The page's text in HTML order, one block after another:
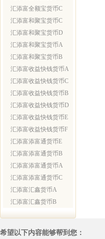
汇添富全额宝货币C
汇添富和聚宝货币C
汇添富和聚宝货币D
汇添富和聚宝货币A
汇添富和聚宝货币B
汇添富收益快钱货币A
汇添富收益快钱货币C
汇添富收益快钱货币B
汇添富收益快钱货币D
汇添富收益快钱货币E
汇添富收益快钱货币F
汇添富添富通货币E
汇添富添富通货币B
汇添富添富通货币A
汇添富添富通货币C
汇添富汇鑫货币A
汇添富汇鑫货币B
希望以下内容能够帮到您：